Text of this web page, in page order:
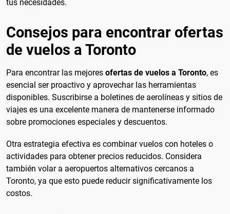
tus necesidades.
Consejos para encontrar ofertas
de vuelos a Toronto
Para encontrar las mejores ofertas de vuelos a Toronto, es
esencial ser proactivo y aprovechar las herramientas
disponibles. Suscribirse a boletines de aerolíneas y sitios de
viajes es una excelente manera de mantenerse informado
sobre promociones especiales y descuentos.
Otra estrategia efectiva es combinar vuelos con hoteles o
actividades para obtener precios reducidos. Considera
también volar a aeropuertos alternativos cercanos a
Toronto, ya que esto puede reducir significativamente los
costos.